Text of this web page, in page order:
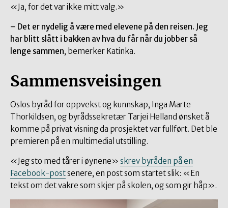
«Ja, for det var ikke mitt valg.»
– Det er nydelig å være med elevene på den reisen. Jeg
har blitt slått i bakken av hva du får når du jobber så
lenge sammen, bemerker Katinka.
Sammensveisingen
Oslos byråd for oppvekst og kunnskap, Inga Marte
Thorkildsen, og byrådssekretær Tarjei Helland ønsket å
komme på privat visning da prosjektet var fullført. Det ble
premieren på en multimedial utstilling.
«Jeg sto med tårer i øynene» skrev byråden på en
Facebook-postsenere, en post som startet slik: «En
tekst om det vakre som skjer på skolen, og som gir håp».